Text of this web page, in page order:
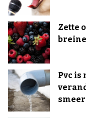
Zette
Pvc is